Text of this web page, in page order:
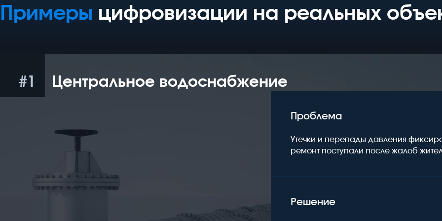
Примеры цифровизации на реальных
1 Центральное водоснабжение
Проблема
Утечки и перепады давления
ремонт поступали после жалоб
Решение